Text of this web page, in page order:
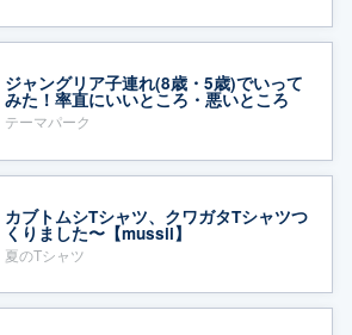
ジャングリア子連れ(8歳・5歳)でいって
みた！率直にいいところ・悪いところ
テーマパーク
カブトムシTシャツ、クワガタTシャツつ
くりました〜【mussii】
夏のTシャツ